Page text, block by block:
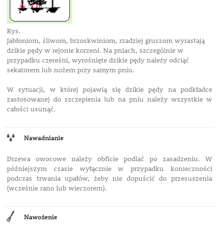
Rys.
Jabłoniom, śliwom, brzoskwiniom, rzadziej gruszom wyrastają
dzikie pędy w rejonie korzeni. Na pniach, szczególnie w
przypadku czereśni, wyrośnięte dzikie pędy należy odciąć
sekatorem lub nożem przy samym pniu.
W sytuacji, w której pojawią się dzikie pędy na podkładce
zastosowanej do szczepienia lub na pniu należy wszystkie w
całości usunąć.
Nawadnianie
Drzewa owocowe należy obficie podlać po zasadzeniu. W
późniejszym czasie wyłącznie w przypadku konieczności
podczas trwania upałów, żeby nie dopuścić do przesuszenia
(wcześnie rano lub wieczorem).
Nawożenie